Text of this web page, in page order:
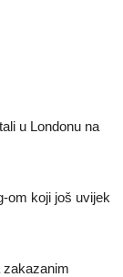
u Londonu na
om koji još uvijek
zakazanim